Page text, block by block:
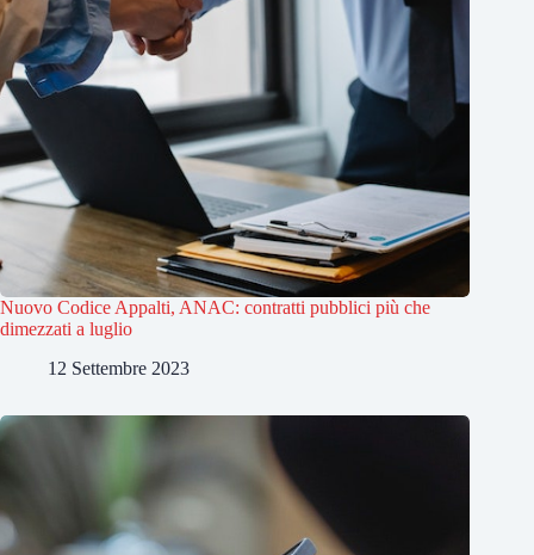
Nuovo Codice Appalti, ANAC: contratti pubblici più che
dimezzati a luglio
12 Settembre 2023